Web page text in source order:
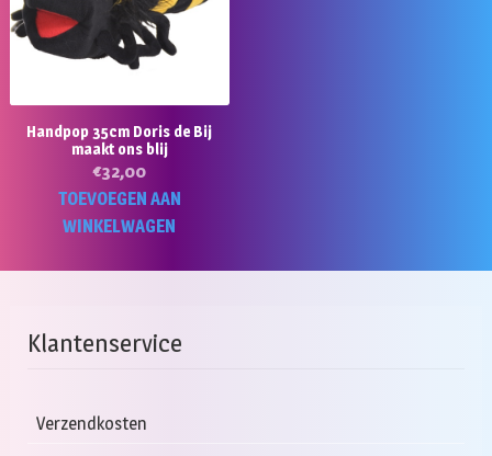
Handpop 35cm Doris de Bij
maakt ons blij
€32,00
TOEVOEGEN AAN
WINKELWAGEN
Klantenservice
Verzendkosten